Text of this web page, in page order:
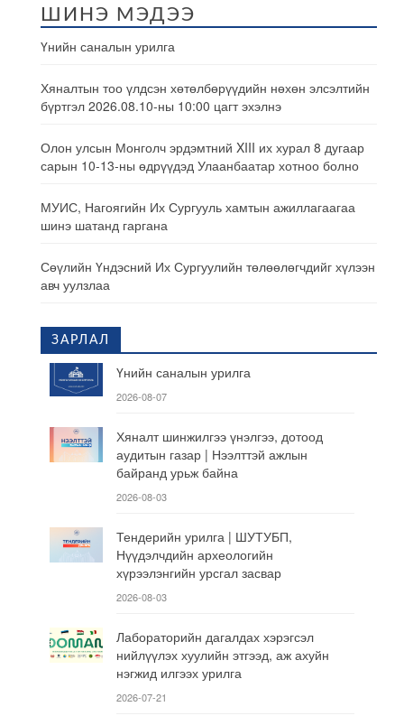
ШИНЭ МЭДЭЭ
Үнийн саналын урилга
Хяналтын тоо үлдсэн хөтөлбөрүүдийн нөхөн элсэлтийн
бүртгэл 2026.08.10-ны 10:00 цагт эхэлнэ
Олон улсын Монголч эрдэмтний XIII их хурал 8 дугаар
сарын 10-13-ны өдрүүдэд Улаанбаатар хотноо болно
МУИС, Нагоягийн Их Сургууль хамтын ажиллагаагаа
шинэ шатанд гаргана
Сөүлийн Үндэсний Их Сургуулийн төлөөлөгчдийг хүлээн
авч уулзлаа
ЗАРЛАЛ
Үнийн саналын урилга
2026-08-07
Хяналт шинжилгээ үнэлгээ, дотоод
аудитын газар | Нээлттэй ажлын
байранд урьж байна
2026-08-03
Тендерийн урилга | ШУТУБП,
Нүүдэлчдийн археологийн
хүрээлэнгийн урсгал засвар
2026-08-03
Лабораторийн дагалдах хэрэгсэл
нийлүүлэх хуулийн этгээд, аж ахуйн
нэгжид илгээх урилга
2026-07-21